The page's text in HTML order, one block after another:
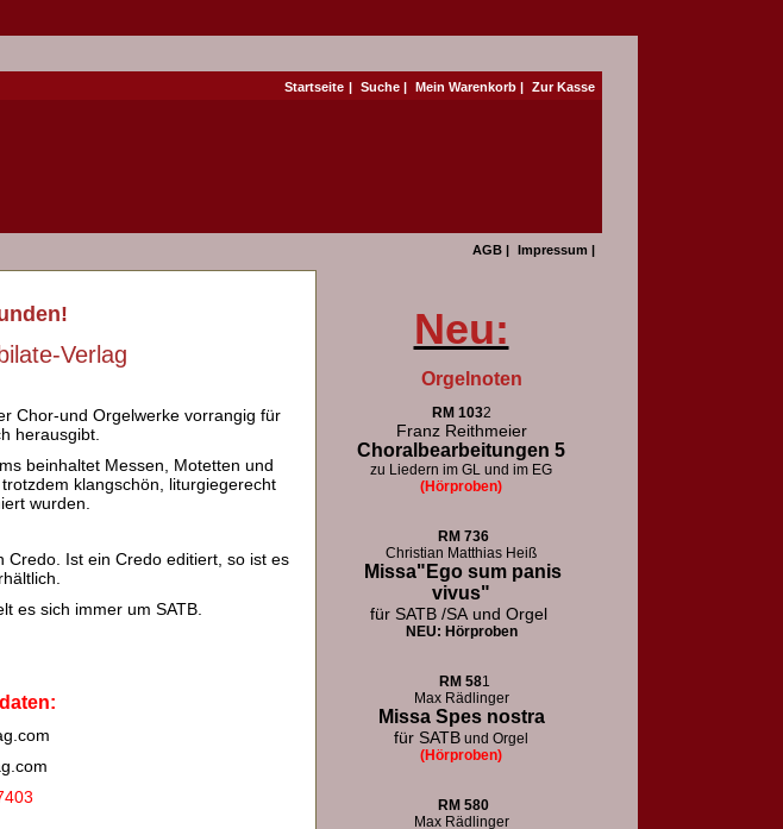
Startseite | Suche | Mein Warenkorb | Zur Kasse
AGB | Impressum |
Verlag
Chor-und Orgelwerke vorrangig für
herausgibt.
beinhaltet Messen, Motetten und
klangschön, liturgiegerecht
wurden.
Credo. Ist ein Credo editiert, so ist es
es sich immer um SATB.
Neu:
Orgelnoten
RM 1032
Franz Reithmeier
Choralbearbeitungen 5
zu Liedern im GL und im EG
(Hörproben)
RM 736
Christian Matthias Heiß
Missa"Ego sum panis
vivus"
für SATB /SA und Orgel
NEU: Hörproben
RM 581
Max Rädlinger
Missa Spes nostra
für SATB und Orgel
(Hörproben)
RM 580
Max Rädlinger